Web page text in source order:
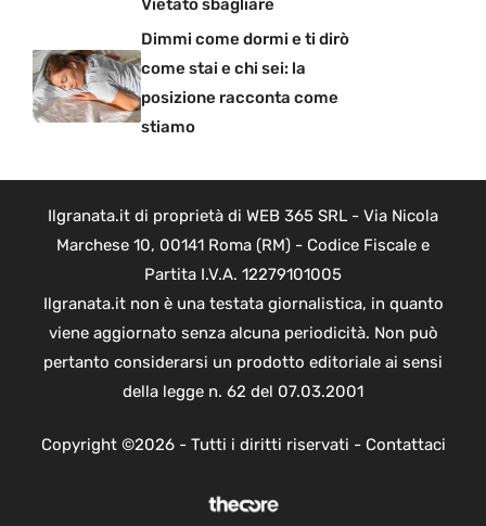
Vietato sbagliare
Dimmi come dormi e ti dirò
come stai e chi sei: la
posizione racconta come
stiamo
Ilgranata.it di proprietà di WEB 365 SRL - Via Nicola
Marchese 10, 00141 Roma (RM) - Codice Fiscale e
Partita I.V.A. 12279101005
Ilgranata.it non è una testata giornalistica, in quanto
viene aggiornato senza alcuna periodicità. Non può
pertanto considerarsi un prodotto editoriale ai sensi
della legge n. 62 del 07.03.2001
Copyright ©2026 - Tutti i diritti riservati - Contattaci